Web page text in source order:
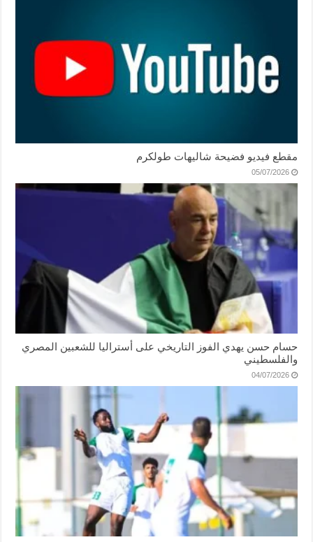
مقطع فيديو فضيحة شاليهات طولكرم
05/07/2026
حسام حسن يهدي الفوز التاريخي على أستراليا للشعبين المصري
والفلسطيني
04/07/2026